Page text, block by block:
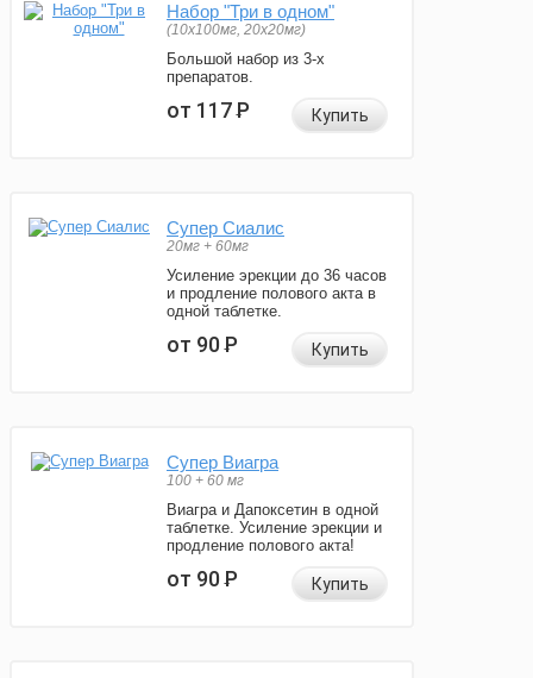
Набор "Три в одном"
(10x100мг, 20x20мг)
Большой набор из 3-х
препаратов.
от 117Р Купить
Супер Сиалис
20мг + 60мг
Усиление эрекции до 36 часов
и продление полового акта в
одной таблетке.
от 90Р Купить
Супер Виагра
100 + 60 мг
Виагра и Дапоксетин в одной
таблетке. Усиление эрекции и
продление полового акта!
от 90Р Купить